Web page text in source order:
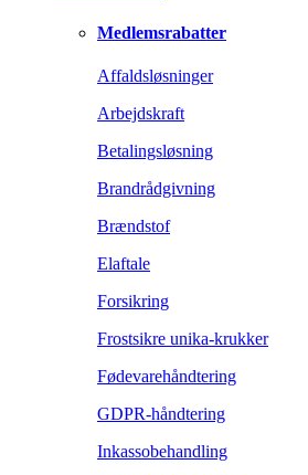
Medlemsrabatter
Affaldsløsninger
Arbejdskraft
Betalingsløsning
Brandrådgivning
Brændstof
Elaftale
Forsikring
Frostsikre unika-krukker
Fødevarehåndtering
GDPR-håndtering
Inkassobehandling